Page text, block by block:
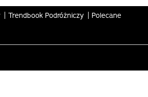
Trendbook Podróżniczy Polecane